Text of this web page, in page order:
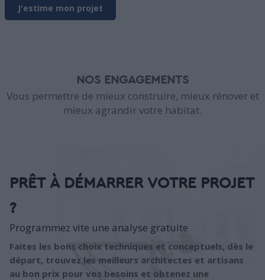
J'estime mon projet
NOS ENGAGEMENTS
Vous permettre de mieux construire, mieux rénover et
mieux agrandir votre habitat.
PRÊT À DÉMARRER VOTRE PROJET
?
Programmez vite une analyse gratuite
Faites les bons choix techniques et conceptuels, dès le
départ, trouvez les meilleurs architectes et artisans
au bon prix pour vos besoins et obtenez une